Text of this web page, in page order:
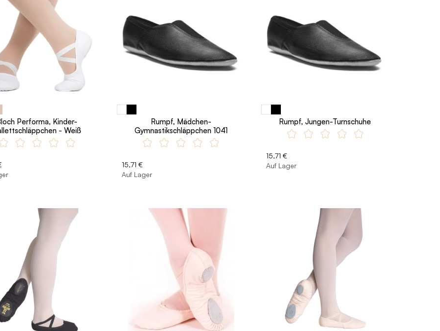
Performa, Kinder-
- Weiß
Rumpf, Mädchen-
Gymnastikschläppchen 1041
15,71 €
Auf Lager
Rumpf, Jungen-Turnschuhe
15,71 €
Auf Lager